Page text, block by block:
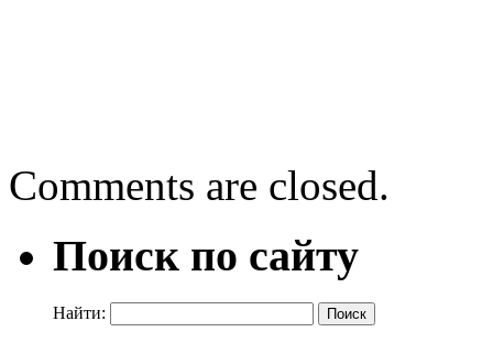
Comments are closed.
Поиск по сайту
Найти: